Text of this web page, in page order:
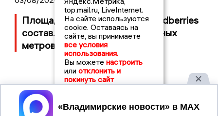
Площадь пожара на складе Wildberries
составляет 100 тысяч квадратных
метров
ВЛАДИМИРСКИЕ 2017 © NEWSVLADIMIR.RU | СИ
top.mail.ru, LiveInternet.
На сайте используются
cookie. Оставаясь на
сайте, вы принимаете
все условия
использования.
Вы можете настроить
или отклонить и
покинуть сайт
Принять